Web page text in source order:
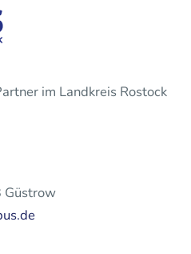
im Landkreis Rostock
Güstrow